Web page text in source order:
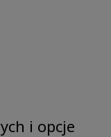
i opcje